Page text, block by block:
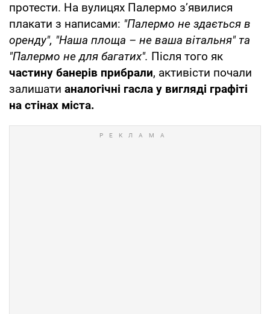
протести. На вулицях Палермо з’явилися
плакати з написами: "Палермо не здається в
оренду", "Наша площа – не ваша вітальня" та
"Палермо не для багатих". Після того як
частину банерів прибрали, активісти почали
залишати аналогічні гасла у вигляді графіті
на стінах міста.